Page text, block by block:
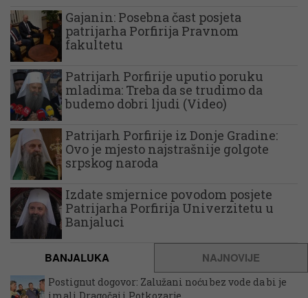
Gajanin: Posebna čast posjeta
patrijarha Porfirija Pravnom
fakultetu
Patrijarh Porfirije uputio poruku
mladima: Treba da se trudimo da
budemo dobri ljudi (Video)
Patrijarh Porfirije iz Donje Gradine:
Ovo je mjesto najstrašnije golgote
srpskog naroda
Izdate smjernice povodom posjete
Patrijarha Porfirija Univerzitetu u
Banjaluci
BANJALUKA NAJNOVIJE
Postignut dogovor: Zalužani noću bez vode da bi je